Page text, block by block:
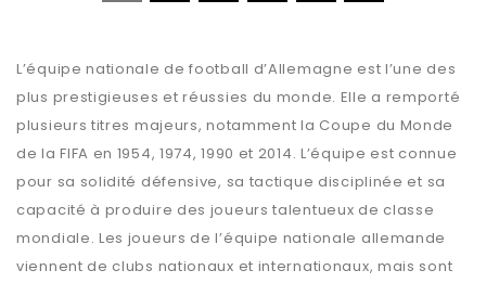
L’équipe nationale de football d’Allemagne est l’une des
plus prestigieuses et réussies du monde. Elle a remporté
plusieurs titres majeurs, notamment la Coupe du Monde
de la FIFA en 1954, 1974, 1990 et 2014. L’équipe est connue
pour sa solidité défensive, sa tactique disciplinée et sa
capacité à produire des joueurs talentueux de classe
mondiale. Les joueurs de l’équipe nationale allemande
viennent de clubs nationaux et internationaux, mais sont